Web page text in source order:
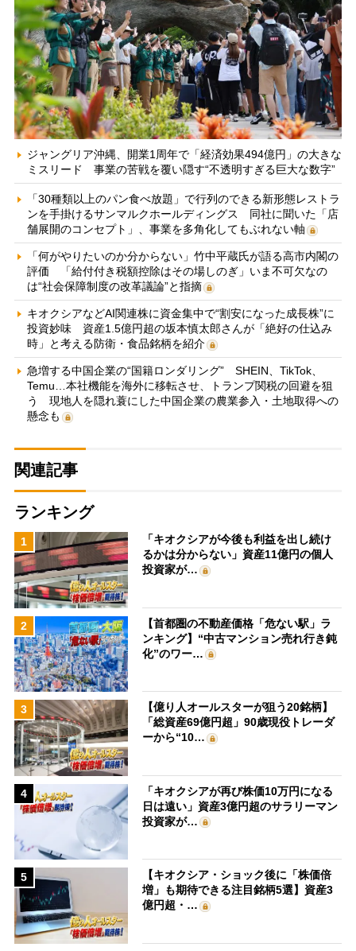
ジャングリア沖縄、開業1周年で「経済効果494億円」の大きな
ミスリード 事業の苦戦を覆い隠す“不透明すぎる巨大な数字”
「30種類以上のパン食べ放題」で行列のできる新形態レストラ
ンを手掛けるサンマルクホールディングス 同社に聞いた「店
舗展開のコンセプト」、事業を多角化してもぶれない軸
「何がやりたいのか分からない」竹中平蔵氏が語る高市内閣の
評価 「給付付き税額控除はその場しのぎ」いま不可欠なの
は“社会保障制度の改革議論”と指摘
キオクシアなどAI関連株に資金集中で“割安になった成長株”に
投資妙味 資産1.5億円超の坂本慎太郎さんが「絶好の仕込み
時」と考える防衛・食品銘柄を紹介
急増する中国企業の“国籍ロンダリング” SHEIN、TikTok、
Temu…本社機能を海外に移転させ、トランプ関税の回避を狙
う 現地人を隠れ蓑にした中国企業の農業参入・土地取得への
懸念も
関連記事
ランキング
1
「キオクシアが今後も利益を出し続け
るかは分からない」資産11億円の個人
投資家が…
2
【首都圏の不動産価格「危ない駅」ラ
ンキング】“中古マンション売れ行き鈍
化”のワー…
3
【億り人オールスターが狙う20銘柄】
「総資産69億円超」90歳現役トレーダ
ーから“10…
4
「キオクシアが再び株価10万円になる
日は遠い」資産3億円超のサラリーマン
投資家が…
5
【キオクシア・ショック後に「株価倍
増」も期待できる注目銘柄5選】資産3
億円超・…